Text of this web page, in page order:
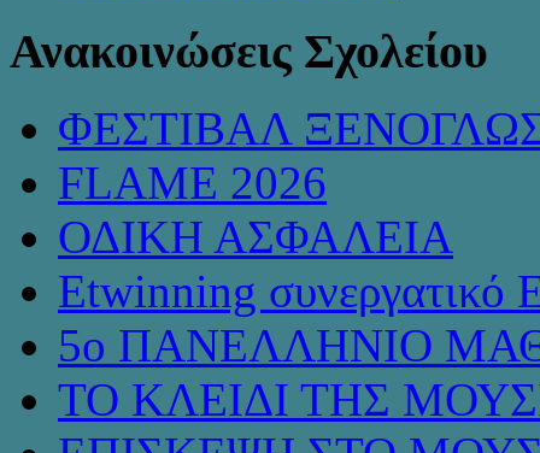
Ανακοινώσεις Σχολείου
ΦΕΣΤΙΒΑΛ
FLAME 2026
ΟΔΙΚΗ ΑΣΦΑΛΕΙΑ
Etwinning συνεργατικό
5ο ΠΑΝΕΛΛΗΝΙΟ
ΤΟ ΚΛΕΙΔΙ ΤΗΣ